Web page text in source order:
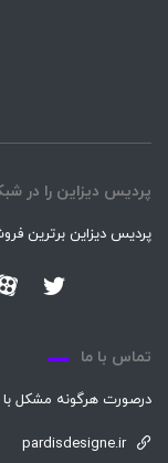
پردیس دیزاین را در
پردیس دیزاین برترین
تماس با ما
درصورت هرگونه مشکل با
pardisdesigne.ir